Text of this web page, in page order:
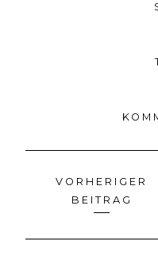
VORHERIGER
BEITRAG